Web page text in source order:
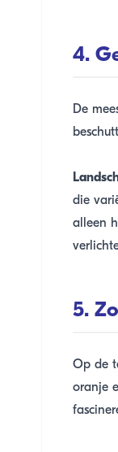
4.
De
die
alleen
5.
Op de
oranje